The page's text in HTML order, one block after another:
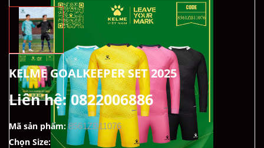
KELME GOALKEEPER SET 2025
Liên hệ: 0822006886
Mã sản phẩm:8561ZB11076
Chọn Size: